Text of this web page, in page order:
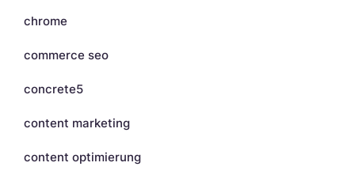
chrome
commerce seo
concrete5
content marketing
content optimierung